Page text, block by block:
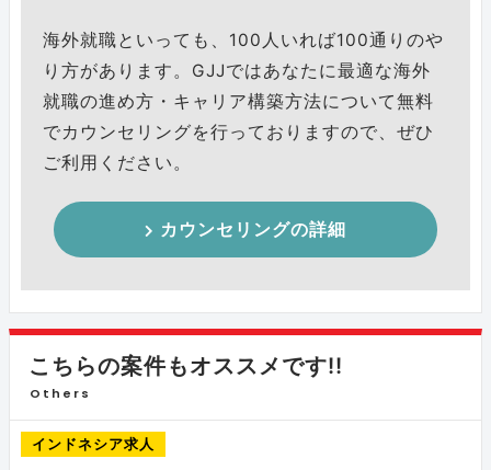
海外就職といっても、100人いれば100通りのや
り方があります。GJJではあなたに最適な海外
就職の進め方・キャリア構築方法について無料
でカウンセリングを行っておりますので、ぜひ
ご利用ください。
カウンセリングの詳細
こちらの案件もオススメです!!
Others
インドネシア求人